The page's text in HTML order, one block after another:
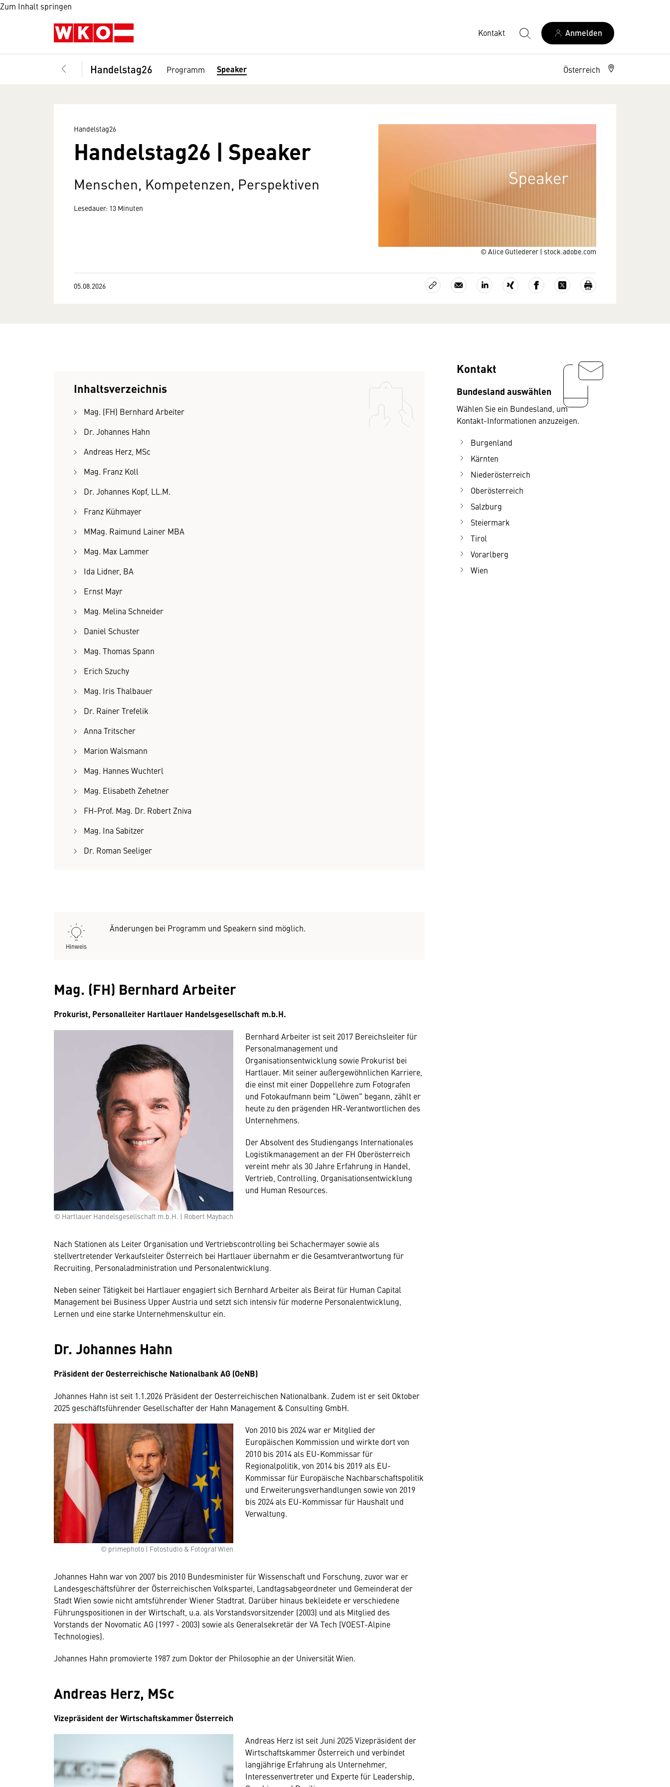
Zum Inhalt springen
Kontakt Anmelden
Handelstag26 Programm Speaker Österreich
© Alice Gutlederer | stock.adobe.com
Handelstag26
Handelstag26 | Speaker
Menschen, Kompetenzen, Perspektiven
Lesedauer: 13 Minuten
05.08.2026
Inhaltsverzeichnis
Mag. (FH) Bernhard Arbeiter
Dr. Johannes Hahn
Andreas Herz, MSc
Mag. Franz Koll
Dr. Johannes Kopf, LL.M.
Franz Kühmayer
MMag. Raimund Lainer MBA
Mag. Max Lammer
Ida Lidner, BA
Ernst Mayr
Mag. Melina Schneider
Daniel Schuster
Mag. Thomas Spann
Erich Szuchy
Mag. Iris Thalbauer
Dr. Rainer Trefelik
Anna Tritscher
Marion Walsmann
Mag. Hannes Wuchterl
Mag. Elisabeth Zehetner
FH-Prof. Mag. Dr. Robert Zniva
Mag. Ina Sabitzer
Dr. Roman Seeliger
Hinweis
Änderungen bei Programm und Speakern sind möglich.
Mag. (FH) Bernhard Arbeiter
Prokurist, Personalleiter Hartlauer Handelsgesellschaft m.b.H.
© Hartlauer Handelsgesellschaft m.b.H. | Robert Maybach
Bernhard Arbeiter ist seit 2017 Bereichsleiter für
Personalmanagement und
Organisationsentwicklung sowie Prokurist bei
Hartlauer. Mit seiner außergewöhnlichen Karriere,
die einst mit einer Doppellehre zum Fotografen
und Fotokaufmann beim "Löwen" begann, zählt er
heute zu den prägenden HR-Verantwortlichen des
Unternehmens.
Der Absolvent des Studiengangs Internationales
Logistikmanagement an der FH Oberösterreich
vereint mehr als 30 Jahre Erfahrung in Handel,
Vertrieb, Controlling, Organisationsentwicklung
und Human Resources.
Nach Stationen als Leiter Organisation und Vertriebscontrolling bei Schachermayer sowie als
stellvertretender Verkaufsleiter Österreich bei Hartlauer übernahm er die Gesamtverantwortung für
Recruiting, Personaladministration und Personalentwicklung.
Neben seiner Tätigkeit bei Hartlauer engagiert sich Bernhard Arbeiter als Beirat für Human Capital
Management bei Business Upper Austria und setzt sich intensiv für moderne Personalentwicklung,
Lernen und eine starke Unternehmenskultur ein.
Dr. Johannes Hahn
Präsident der Oesterreichische Nationalbank AG (OeNB)
Johannes Hahn ist seit 1.1.2026 Präsident der Oesterreichischen Nationalbank. Zudem ist er seit Oktober
2025 geschäftsführender Gesellschafter der Hahn Management & Consulting GmbH.
© primephoto | Fotostudio & Fotograf Wien
Von 2010 bis 2024 war er Mitglied der
Europäischen Kommission und wirkte dort von
2010 bis 2014 als EU-Kommissar für
Regionalpolitik, von 2014 bis 2019 als EU-
Kommissar für Europäische Nachbarschaftspolitik
und Erweiterungsverhandlungen sowie von 2019
bis 2024 als EU-Kommissar für Haushalt und
Verwaltung.
Johannes Hahn war von 2007 bis 2010 Bundesminister für Wissenschaft und Forschung, zuvor war er
Landesgeschäftsführer der Österreichischen Volkspartei, Landtagsabgeordneter und Gemeinderat der
Stadt Wien sowie nicht amtsführender Wiener Stadtrat. Darüber hinaus bekleidete er verschiedene
Führungspositionen in der Wirtschaft, u.a. als Vorstandsvorsitzender (2003) und als Mitglied des
Vorstands der Novomatic AG (1997 - 2003) sowie als Generalsekretär der VA Tech (VOEST-Alpine
Technologies).
Johannes Hahn promovierte 1987 zum Doktor der Philosophie an der Universität Wien.
Andreas Herz, MSc
Vizepräsident der Wirtschaftskammer Österreich
Andreas Herz ist seit Juni 2025 Vizepräsident der
Wirtschaftskammer Österreich und verbindet
langjährige Erfahrung als Unternehmer,
Interessenvertreter und Experte für Leadership,
Kontakt
Bundesland auswählen
Wählen Sie ein Bundesland, um
Kontakt-Informationen anzuzeigen.
Burgenland
Kärnten
Niederösterreich
Oberösterreich
Salzburg
Steiermark
Tirol
Vorarlberg
Wien